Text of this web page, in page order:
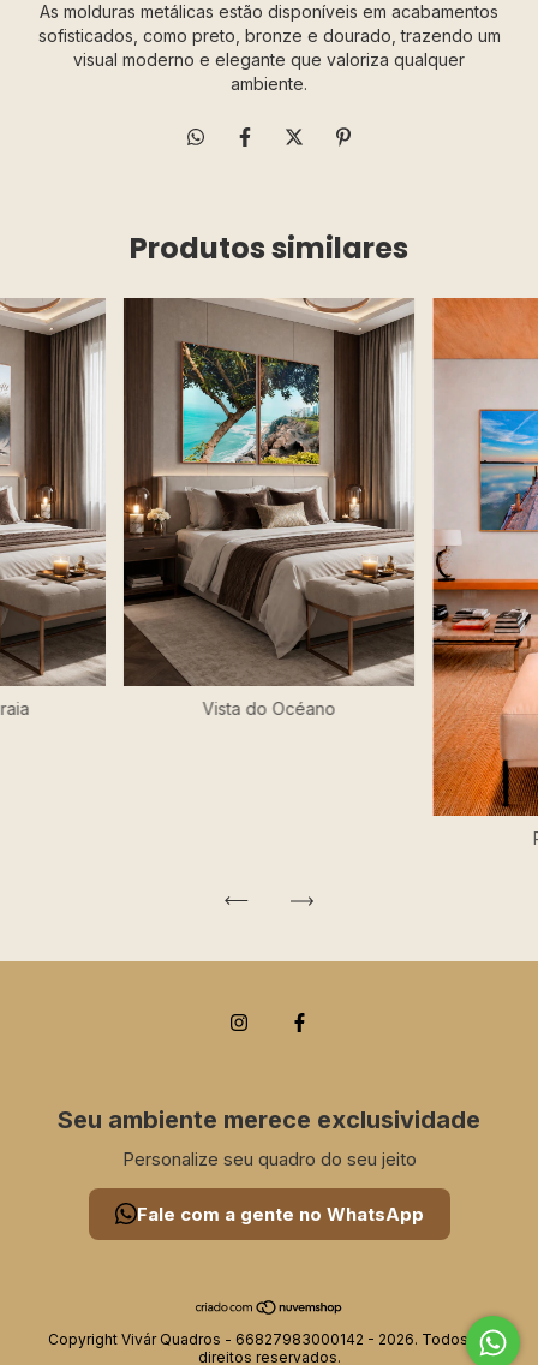
As molduras metálicas estão disponíveis em acabamentos
sofisticados, como preto, bronze e dourado, trazendo um
visual moderno e elegante que valoriza qualquer
ambiente.
Produtos similares
Vista do Océano
Seu ambiente merece exclusividade
Personalize seu quadro do seu jeito
Fale com a gente no WhatsApp
Copyright Vivár Quadros - 66827983000142 - 2026. Todos os
direitos reservados.